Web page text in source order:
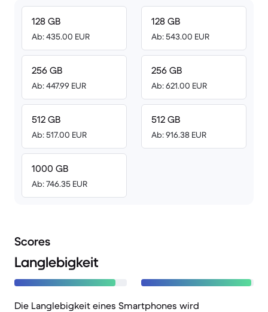
128 GB
Ab: 435.00 EUR
256 GB
Ab: 447.99 EUR
512 GB
Ab: 517.00 EUR
1000 GB
Ab: 746.35 EUR
128 GB
Ab: 543.00 EUR
256 GB
Ab: 621.00 EUR
512 GB
Ab: 916.38 EUR
Scores
Langlebigkeit
Die Langlebigkeit eines Smartphones wird